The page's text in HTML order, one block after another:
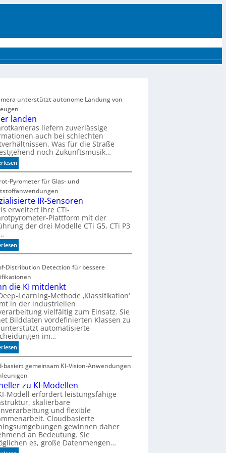
unterstützt autonome Landung von
landen
liefern zuverlässige
auch bei schlechten
Was für die Straße
noch Zukunftsmusik…
:
S
i
c
h
e
r
l
n
d
n
Pyrometer für Glas- und
IR-Sensoren
erweitert ihre CTi-
Plattform mit der
der drei Modelle CTi G5, CTi P3
:
S
e
z
i
a
l
i
s
i
r
I
R
-
S
e
n
s
o
Distribution Detection für bessere
die KI mitdenkt
Learning-Methode ‚Klassifikation‘
in der industriellen
vielfältig zum Einsatz. Sie
Bilddaten vordefinierten Klassen zu
automatisierte
im…
:
W
e
n
n
d
i
e
K
I
m
i
basiert gemeinsam KI-Vision-Anwendungen
zu KI-Modellen
Modell erfordert leistungsfähige
skalierbare
und flexible
Cloudbasierte
gewinnen daher
an Bedeutung. Sie
es, große Datenmengen…